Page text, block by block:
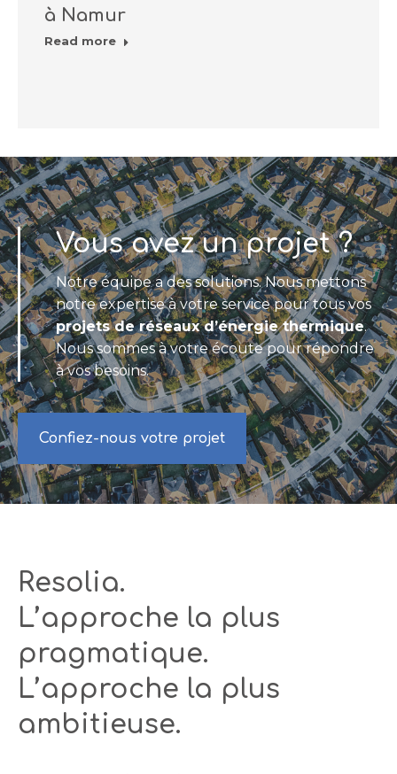
à Namur
Read more
Vous avez un projet ?
Notre équipe a des solutions. Nous mettons
notre expertise à votre service pour tous vos
projets de réseaux d’énergie thermique.
Nous sommes à votre écoute pour répondre
à vos besoins.
Confiez-nous votre projet
Resolia.
L’approche la plus
pragmatique.
L’approche la plus
ambitieuse.